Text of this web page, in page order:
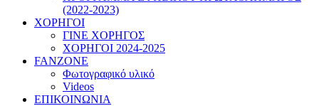
(2022-2023)
ΧΟΡΗΓΟΙ
ΓΙΝΕ ΧΟΡΗΓΟΣ
ΧΟΡΗΓΟΙ 2024-2025
FANZONE
Φωτογραφικό υλικό
Videos
ΕΠΙΚΟΙΝΩΝΙΑ